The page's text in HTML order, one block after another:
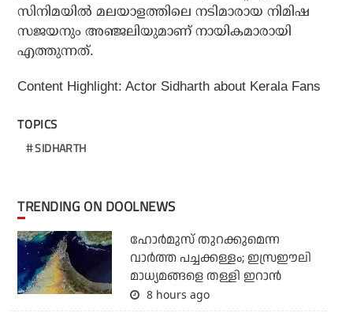
സിനിമയില്‍ മലയാളത്തിലെ നടിമാരായ നിമിഷ
സജയനും അഞ്ജലിയുമാണ് നായികമാരായി
എത്തുന്നത്.
Content Highlight: Actor Sidharth about Kerala Fans
TOPICS
SIDHARTH
TRENDING ON DOOLNEWS
ഹോര്‍മുസ് തുറക്കുമെന്ന
വാര്‍ത്ത പച്ചക്കള്ളം; ഇസ്രഈലി
മാധ്യമങ്ങളെ തള്ളി ഇറാന്‍
8 hours ago